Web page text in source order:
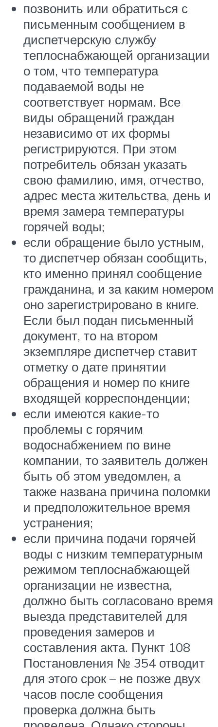
позвонить или обратиться с
письменным сообщением в
диспетчерскую службу
теплоснабжающей организации
о том, что температура
подаваемой воды не
соответствует нормам. Все
виды обращений граждан
независимо от их формы
регистрируются. При этом
потребитель обязан указать
свою фамилию, имя, отчество,
адрес места жительства, день и
время замера температуры
горячей воды;
если обращение было устным,
то диспетчер обязан сообщить,
кто именно принял сообщение
гражданина, и за каким номером
оно зарегистрировано в книге.
Если был подан письменный
документ, то на втором
экземпляре диспетчер ставит
отметку о дате принятии
обращения и номер по книге
входящей корреспонденции;
если имеются какие-то
проблемы с горячим
водоснабжением по вине
компании, то заявитель должен
быть об этом уведомлен, а
также названа причина поломки
и предположительное время
устранения;
если причина подачи горячей
воды с низким температурным
режимом теплоснабжающей
организации не известна,
должно быть согласовано время
выезда представителей для
проведения замеров и
составления акта. Пункт 108
Постановления № 354 отводит
для этого срок – не позже двух
часов после сообщения
проверка должна быть